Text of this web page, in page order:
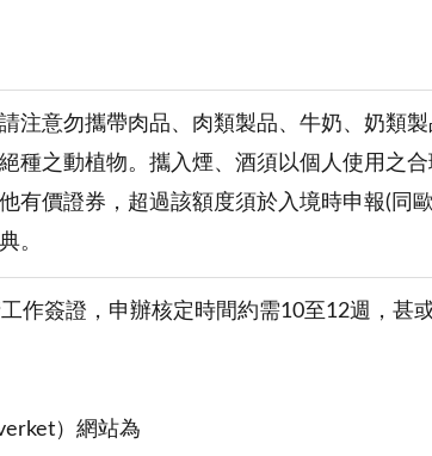
意勿攜帶肉品、肉類製品、牛奶、奶類製
種之動植物。攜入煙、酒須以個人使用之
有價證券，超過該額度須於入境時申報(同
。
作簽證，申辦核定時間約需10至12週，甚
）網站為